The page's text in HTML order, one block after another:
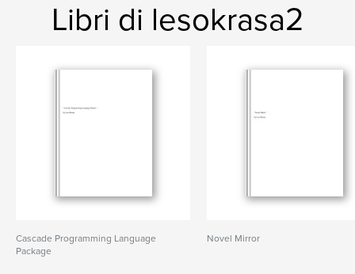
Libri di lesokrasa2
Cascade Programming Language
Package
Novel Mirror